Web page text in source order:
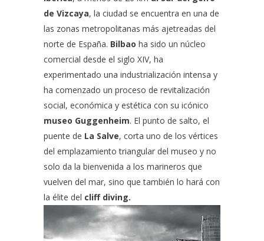
de Vizcaya, la ciudad se encuentra en una de
las zonas metropolitanas más ajetreadas del
norte de España. Bilbao ha sido un núcleo
comercial desde el siglo XIV, ha
experimentado una industrialización intensa y
ha comenzado un proceso de revitalización
social, económica y estética con su icónico
museo Guggenheim. El punto de salto, el
puente de La Salve, corta uno de los vértices
del emplazamiento triangular del museo y no
solo da la bienvenida a los marineros que
vuelven del mar, sino que también lo hará con
la élite del cliff diving.